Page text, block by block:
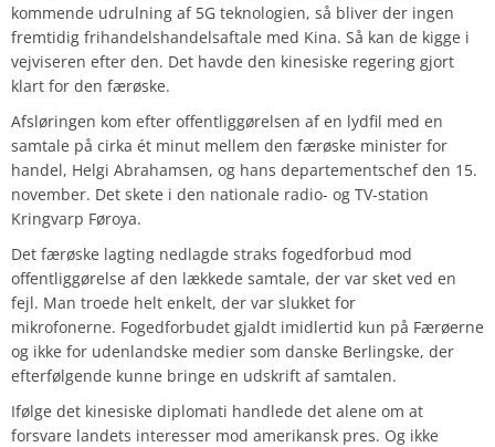
kommende udrulning af 5G teknologien, så bliver der ingen
fremtidig frihandelshandelsaftale med Kina. Så kan de kigge i
vejviseren efter den. Det havde den kinesiske regering gjort
klart for den færøske.
Afsløringen kom efter offentliggørelsen af en lydfil med en
samtale på cirka ét minut mellem den færøske minister for
handel, Helgi Abrahamsen, og hans departementschef den 15.
november. Det skete i den nationale radio- og TV-station
Kringvarp Føroya.
Det færøske lagting nedlagde straks fogedforbud mod
offentliggørelse af den lækkede samtale, der var sket ved en
fejl. Man troede helt enkelt, der var slukket for
mikrofonerne. Fogedforbudet gjaldt imidlertid kun på Færøerne
og ikke for udenlandske medier som danske Berlingske, der
efterfølgende kunne bringe en udskrift af samtalen.
Ifølge det kinesiske diplomati handlede det alene om at
forsvare landets interesser mod amerikansk pres. Og ikke